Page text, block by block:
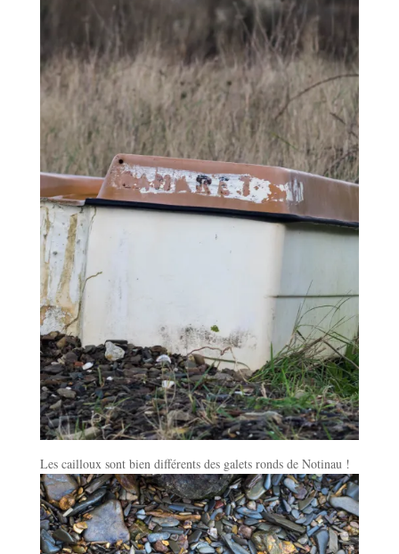
Les cailloux sont bien différents des galets ronds de Notinau !